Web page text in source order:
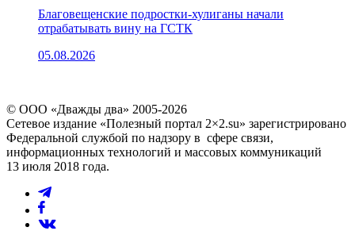
Благовещенские подростки-хулиганы начали
отрабатывать вину на ГСТК
05.08.2026
© ООО «Дважды два» 2005-2026
Сетевое издание «Полезный портал 2×2.su» зарегистрировано
Федеральной службой по надзору в сфере связи,
информационных технологий и массовых коммуникаций
13 июля 2018 года.